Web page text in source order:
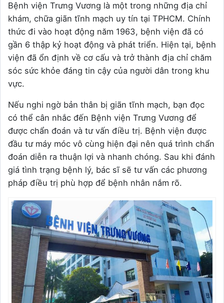
Bệnh viện Trưng Vương là một trong những địa chỉ
khám, chữa giãn tĩnh mạch uy tín tại TPHCM. Chính
thức đi vào hoạt động năm 1963, bệnh viện đã có
gần 6 thập kỷ hoạt động và phát triển. Hiện tại, bệnh
viện đã ổn định về cơ cấu và trở thành địa chỉ chăm
sóc sức khỏe đáng tin cậy của người dân trong khu
vực.
Nếu nghi ngờ bản thân bị giãn tĩnh mạch, bạn đọc
có thể cân nhắc đến Bệnh viện Trưng Vương để
được chẩn đoán và tư vấn điều trị. Bệnh viện được
đầu tư máy móc vô cùng hiện đại nên quá trình chẩn
đoán diễn ra thuận lợi và nhanh chóng. Sau khi đánh
giá tình trạng bệnh lý, bác sĩ sẽ tư vấn các phương
pháp điều trị phù hợp để bệnh nhân nắm rõ.